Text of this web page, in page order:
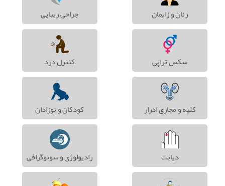
زنان و زایمان جراحی زیبایی
سکس تراپی کنترل درد
کلیه و مجاری ادرار کودکان و نوزادان
دیابت رادیولوژی و سونوگرافی